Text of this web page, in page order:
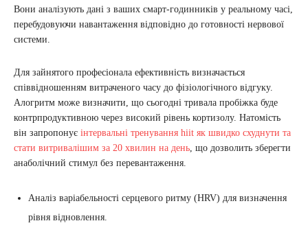
Вони аналізують дані з ваших смарт-годинників у реальному часі,
перебудовуючи навантаження відповідно до готовності нервової
системи.
Для зайнятого професіонала ефективність визначається
співвідношенням витраченого часу до фізіологічного відгуку.
Алогритм може визначити, що сьогодні тривала пробіжка буде
контрпродуктивною через високий рівень кортизолу. Натомість
він запропонує інтервальні тренування hiit як швидко схуднути та
стати витривалішим за 20 хвилин на день , що дозволить зберегти
анаболічний стимул без перевантаження.
Аналіз варіабельності серцевого ритму (HRV) для визначення
рівня відновлення.